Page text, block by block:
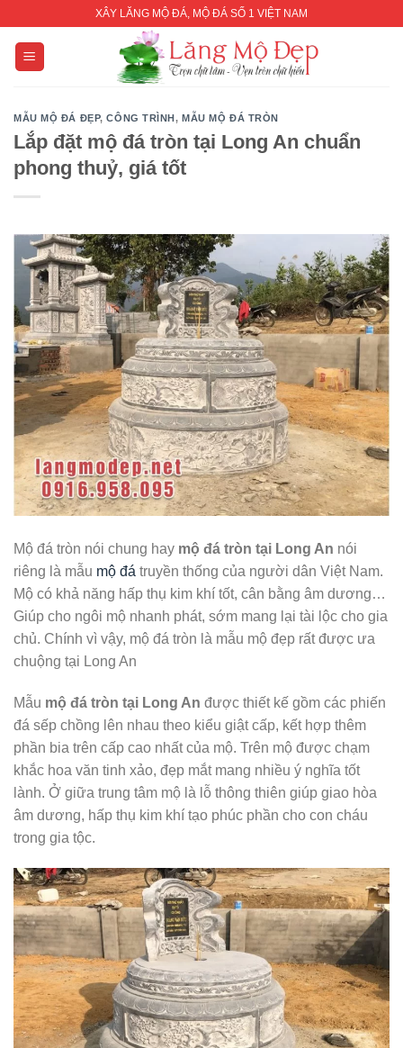
content
XÂY LĂNG MỘ ĐÁ, MỘ ĐÁ SỐ 1 VIỆT NAM
MẪU MỘ ĐÁ ĐẸP,CÔNG TRÌNH,MẪU MỘ ĐÁ TRÒN
Lắp đặt mộ đá tròn tại Long An chuẩn
phong thuỷ, giá tốt
Mộ đá tròn nói chung hay mộ đá tròn tại Long An nói
riêng là mẫu mộ đá truyền thống của người dân Việt Nam.
Mộ có khả năng hấp thụ kim khí tốt, cân bằng âm dương…
Giúp cho ngôi mộ nhanh phát, sớm mang lại tài lộc cho gia
chủ. Chính vì vậy, mộ đá tròn là mẫu mộ đẹp rất được ưa
chuộng tại Long An
Mẫu mộ đá tròn tại Long An được thiết kế gồm các phiến
đá sếp chồng lên nhau theo kiểu giật cấp, kết hợp thêm
phần bia trên cấp cao nhất của mộ. Trên mộ được chạm
khắc hoa văn tinh xảo, đẹp mắt mang nhiều ý nghĩa tốt
lành. Ở giữa trung tâm mộ là lỗ thông thiên giúp giao hòa
âm dương, hấp thụ kim khí tạo phúc phần cho con cháu
trong gia tộc.